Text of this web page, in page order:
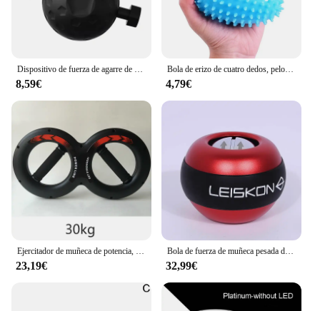
8,59€
Bola de erizo de cuatro dedos, pelota suave de entrenamiento de agarre primario, masaje de rehabilitación, mano de práctica
4,79€
23,19€
Bola de fuerza de muñeca pesada de metal puro, dispositivo de entrenamiento de antebrazo, dedo, muñeca de Bádminton de baloncesto
32,99€